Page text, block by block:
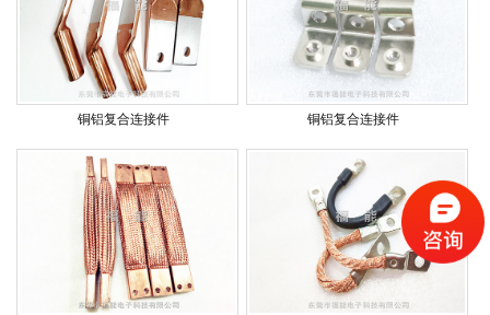
铜铝复合连接件 铜铝复合连接件